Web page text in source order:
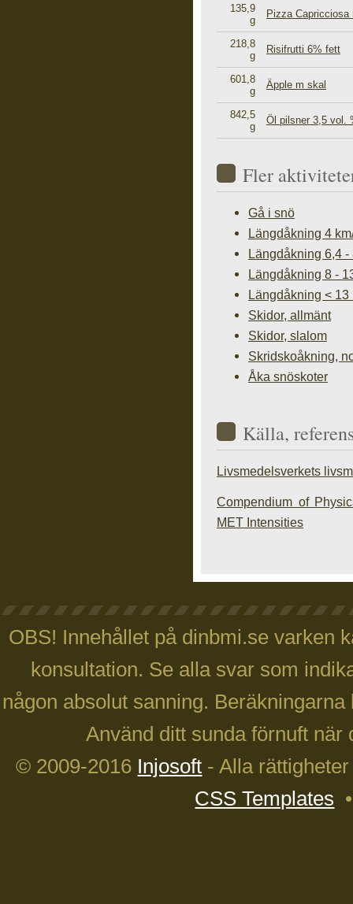
135,9
g
Pizza
218,8
g
Risifrutti 6% fett
601,8
g
Äpple m skal
842,5
g
Öl pilsner 3,5 vol.
Fler
Gå i snö
Längdåkning 4
Längdåkning 6,4 -
Längdåkning 8 -
Längdåkning < 13
Skidor, allmänt
Skidor, slalom
Skridskoåkning,
Åka snöskoter
Källa,
Livsmedelsverkets
Compendium of
MET Intensities
OBS! Innehållet på dinbmi.se varken
konsultation. Se alla svar som
någon absolut sanning.
Använd ditt sunda förnuft
© 2009-2016 Injosoft - Alla
CSS Templates